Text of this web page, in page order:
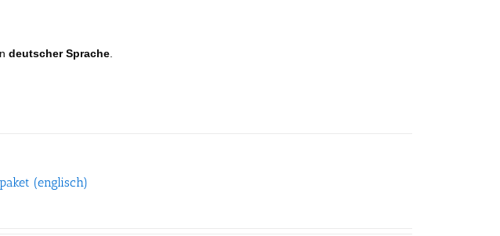
deutscher Sprache
(englisch)